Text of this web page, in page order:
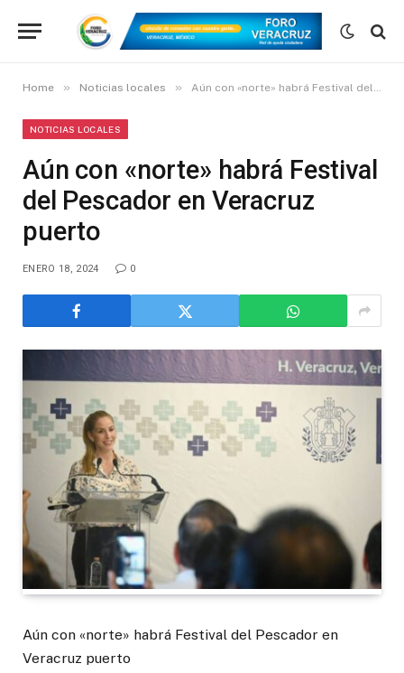
Home » Noticias locales » Aún con «norte» habrá Festival del Pescador en Veracruz puerto
NOTICIAS LOCALES
Aún con «norte» habrá Festival
del Pescador en Veracruz
puerto
ENERO 18, 2024 0
Aún con «norte» habrá Festival del Pescador en
Veracruz puerto